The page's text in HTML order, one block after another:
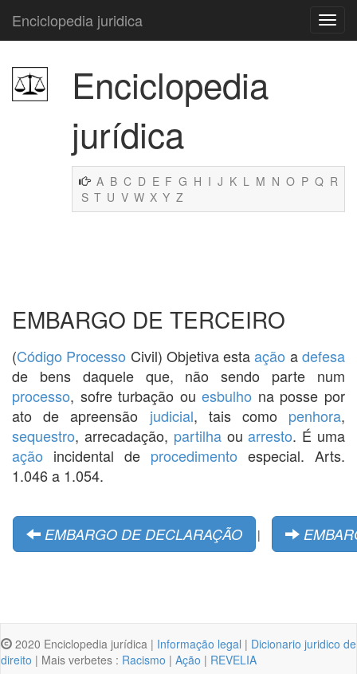
Enciclopedia juridica
Enciclopedia
jurídica
A B C D E F G H I J K L M N O P Q R
S T U V W X Y Z
EMBARGO DE TERCEIRO
(Código Processo Civil) Objetiva estaação adefesa
de bens daquele que, não sendo parte num
processo, sofre turbação ouesbulho na posse por
ato de apreensão judicial, tais como penhora,
sequestro, arrecadação, partilhaouarresto. É uma
ação incidental de procedimento especial. Arts.
1.046 a 1.054.
EMBARGO DE DECLARAÇÃO |
2020 Enciclopedia jurídica | Informação legal | Dicionario juridico de
direito | Mais verbetes : Racismo | Ação | REVELIA